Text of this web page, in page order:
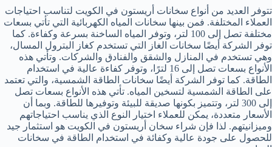
تتوفر العديد من أنواع سخانات أريستون في الكويت لتناسب احتياجات
العملاء المختلفة. فمن بينها سخانات المياه الكهربائية التي تأتي بسعات
مختلفة تصل إلى 100 لتر، وتوفر المياه الساخنة بسرعة وكفاءة. كما
توفر الشركة أيضًا سخانات الغاز التي تستخدم كغاز البترول المسال،
وهي تستخدم في المنازل والشقق والفنادق والشركات. وتأتي هذه
الأنواع بسعات تصل إلى 16 لترًا، وتوفر كفاءة عالية في استخدام
الطاقة. كما توفر الشركة أيضًا سخانات الطاقة الشمسية، والتي تعتمد
على الطاقة الشمسية لتسخين المياه. تأتي هذه الأنواع بسعات تصل
إلى 300 لتر، وتتميز بكونها صديقة للبيئة وتوفيرها للطاقة. وبما أن
الأسعار متعددة، يمكن للعملاء اختيار النوع الذي يناسب احتياجاتهم
وميزانيتهم. لذا فإن شراء سخان أريستون في الكويت هو استثمار جيد
للحصول على جودة عالية وكفائة في استخدام الطاقة في سخانات